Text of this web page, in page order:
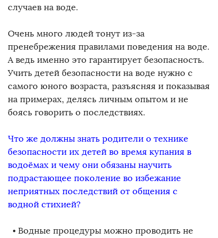
случаев на воде.
Очень много людей тонут из-за
пренебрежения правилами поведения на воде.
А ведь именно это гарантирует безопасность.
Учить детей безопасности на воде нужно с
самого юного возраста, разъясняя и показывая
на примерах, делясь личным опытом и не
боясь говорить о последствиях.
Что же должны знать родители о технике
безопасности их детей во время купания в
водоёмах и чему они обязаны научить
подрастающее поколение во избежание
неприятных последствий от общения с
водной стихией?
• Водные процедуры можно проводить не